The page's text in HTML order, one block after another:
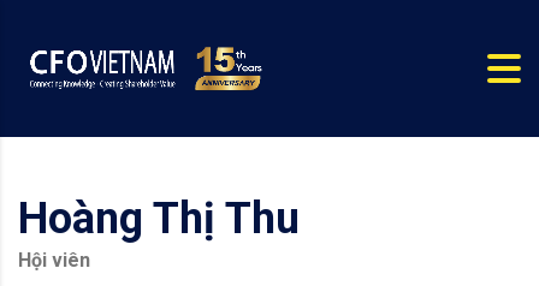
Hoàng Thị Thu
Hội viên